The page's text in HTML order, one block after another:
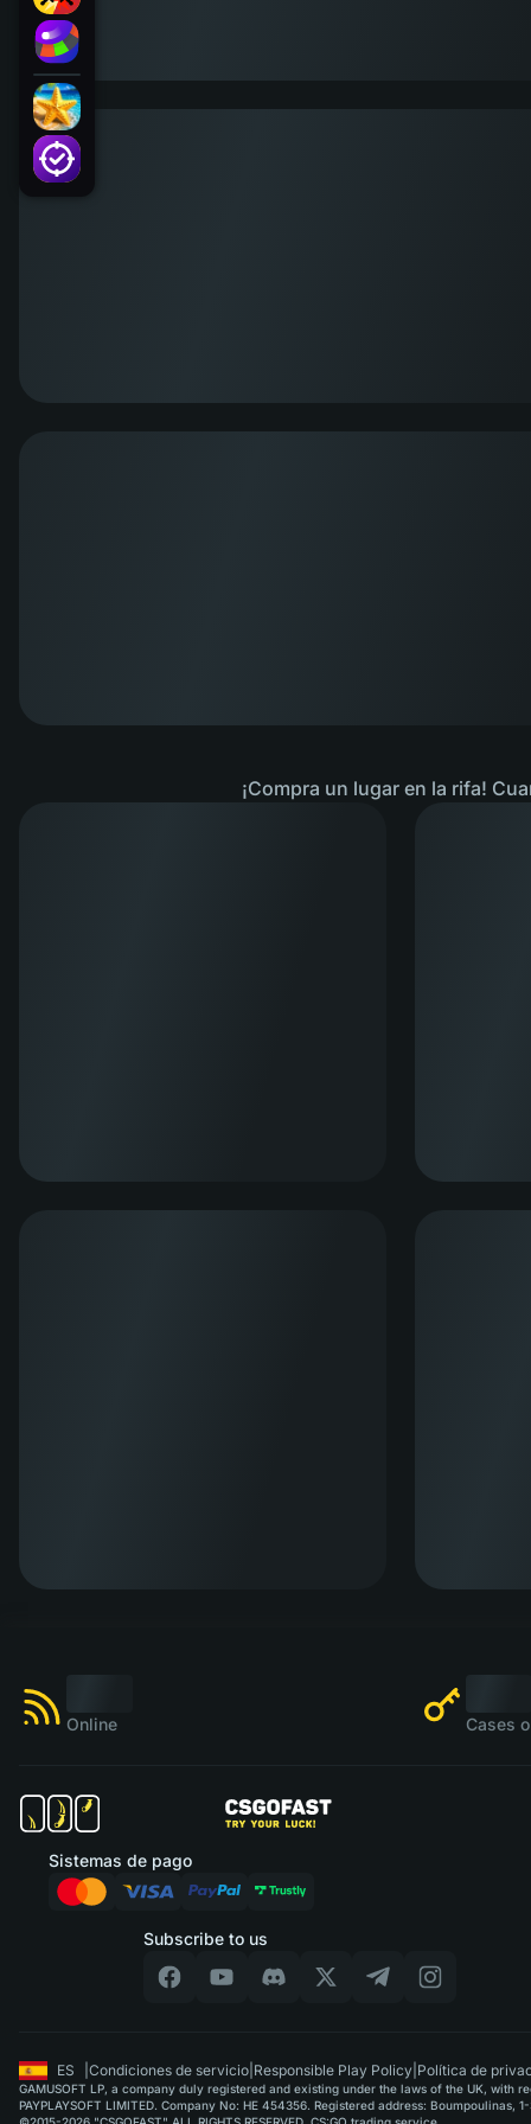
¡Compra un lugar en la rifa!
Online Cases
Subscribe to us
Sistemas de pago
ES Condiciones de servicio Responsible Play Policy Política de
GAMUSOFT LP, a company duly registered and existing under the laws of the UK, with
PAYPLAYSOFT LIMITED. Company No: HE 454356. Registered address: Boumpoulinas,